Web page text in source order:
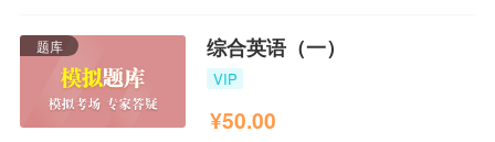
题库 综合英语（一）
VIP
¥50.00